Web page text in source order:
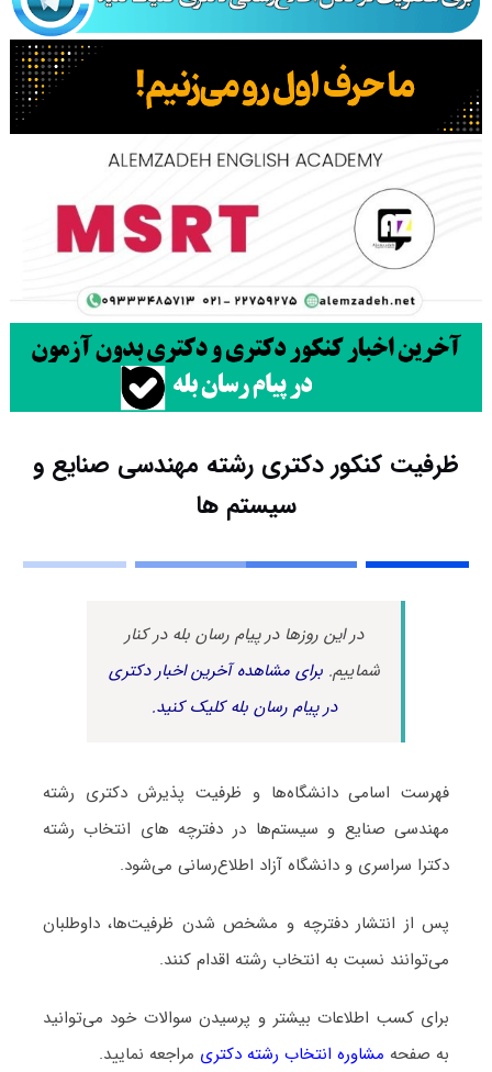
ظرفیت کنکور دکتری رشته مهندسی صنایع و
سیستم ها
در این روزها در پیام رسان بله در کنار
شماییم.برای مشاهده آخرین اخبار دکتری
در پیام رسان بله کلیک کنید.
فهرست اسامی دانشگاه‌ها و ظرفیت پذیرش دکتری رشته
مهندسی صنایع و سیستم‌ها در دفترچه های انتخاب رشته
دکترا سراسری و دانشگاه آزاد اطلاع‌رسانی می‌شود.
پس از انتشار دفترچه و مشخص شدن ظرفیت‌ها، داوطلبان
می‌توانند نسبت به انتخاب رشته اقدام کنند.
برای کسب اطلاعات بیشتر و پرسیدن سوالات خود می‌توانید
به صفحه مشاوره انتخاب رشته دکتری مراجعه نمایید.